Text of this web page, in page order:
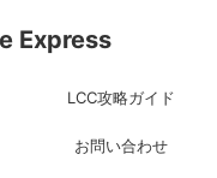
Express
LCC攻略ガイド
お問い合わせ